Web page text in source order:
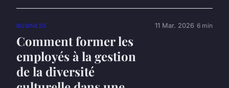
BUSINESS
Comment former les
employés à la gestion
de la diversité
11 Mar. 2026 6 min